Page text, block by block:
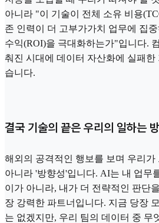
아니라 "이 기술이 전체 소유 비용
존 인력이 더 고부가가치 업무에 집
수익(ROI)을 극대화하는가"입니다.
춰진 시대에 데이터 자산화에 실패한
습니다.
결국 기술의 끝은 우리의 일하는
해외의 공격적인 행보를 보며 우리가
아니라 '방향성'입니다. AI는 내 업무
이가 아니라, 내가 더 전략적인 판단
장 강력한 파트너입니다. 지금 당장
는 없겠지만, 우리 팀의 데이터 중 무